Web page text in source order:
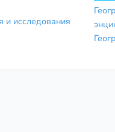
и исследования